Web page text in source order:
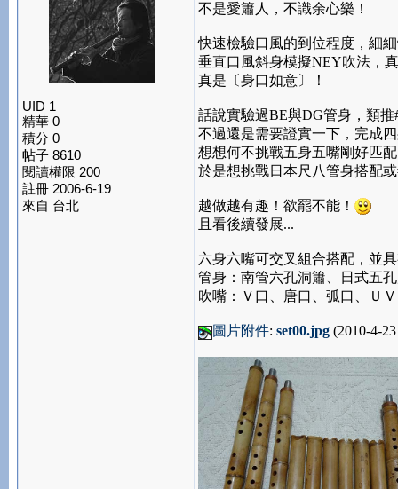
UID 1
精華 0
積分 0
帖子 8610
閱讀權限 200
註冊 2006-6-19
來自 台北
不是愛簫人，不識余心樂！
快速檢驗口風的到位程度，細
垂直口風斜身模擬NEY吹法，
真是〔身口如意〕！
話說實驗過BE與DG管身，類
不過還是需要證實一下，完成
想想何不挑戰五身五嘴剛好匹
於是想挑戰日本尺八管身搭配
越做越有趣！欲罷不能！
且看後續發展...
六身六嘴可交叉組合搭配，並
管身：南管六孔洞簫、日式五
吹嘴：Ｖ口、唐口、弧口、Ｕ
圖片附件:set00.jpg (2010-4-